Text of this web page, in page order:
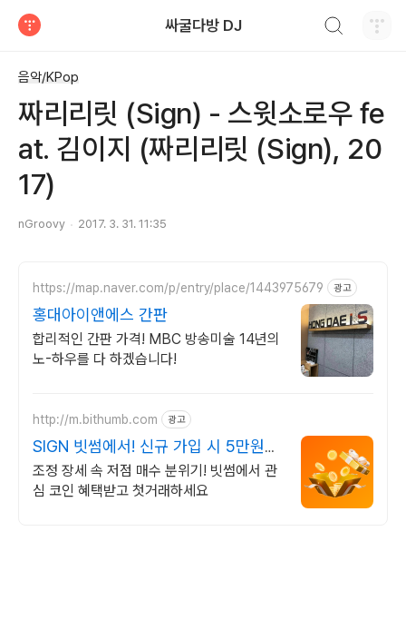
싸굴다방 DJ
음악/KPop
짜리리릿 (Sign) - 스윗소로우 fe
at. 김이지 (짜리리릿 (Sign), 20
17)
nGroovy 2017. 3. 31. 11:35
https://map.naver.com/p/entry/place/1443975679 광고
홍대아이앤에스 간판
합리적인 간판 가격! MBC 방송미술 14년의
노-하우를 다 하겠습니다!
http://m.bithumb.com 광고
SIGN 빗썸에서! 신규 가입 시 5만원
혜택
조정 장세 속 저점 매수 분위기! 빗썸에서 관
심 코인 혜택받고 첫거래하세요